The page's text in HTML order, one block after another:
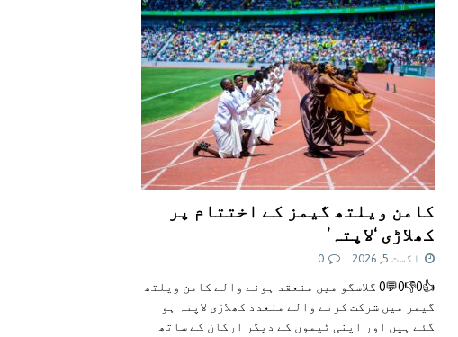
کامن ویلتھ گیمز کے اختتام پر
کھلاڑی ‘لاپتہ’
اگست 5, 2026 0
👍0👎0💬0 گلاسگو میں منعقد ہونے والے کامن ویلتھ
گیمز میں شرکت کرنے والے متعدد کھلاڑی لاپتہ ہو
گئے ہیں اور اپنی ٹیموں کے دیگر ارکان کے ساتھ